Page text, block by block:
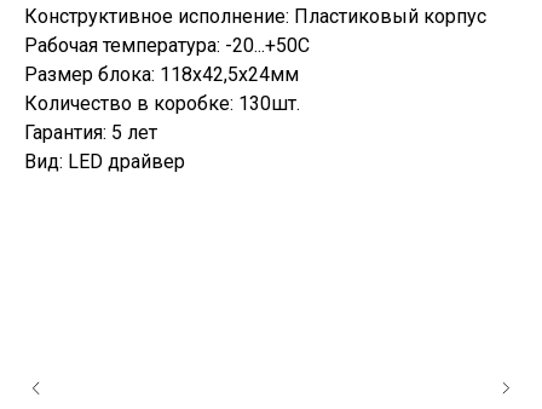
Конструктивное исполнение: Пластиковый корпус
Рабочая температура: -20...+50С
Размер блока: 118х42,5х24мм
Количество в коробке: 130шт.
Гарантия: 5 лет
Вид: LED драйвер